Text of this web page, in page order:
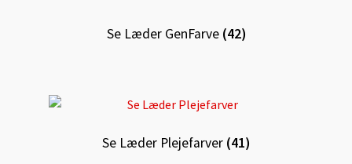
Se Læder GenFarve (42)
Se Læder Plejefarver (41)